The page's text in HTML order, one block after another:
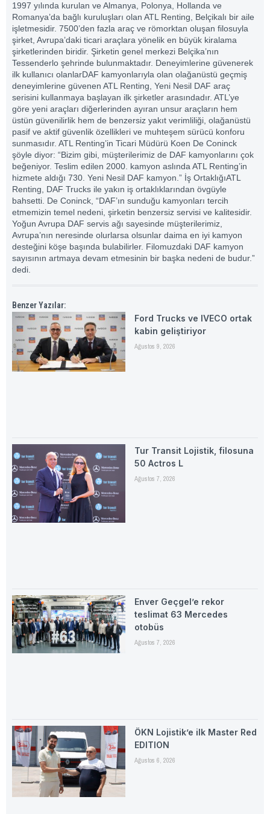
1997 yılında kurulan ve Almanya, Polonya, Hollanda ve
Romanya’da bağlı kuruluşları olan ATL Renting, Belçikalı bir aile
işletmesidir. 7500’den fazla araç ve römorktan oluşan filosuyla
şirket, Avrupa’daki ticari araçlara yönelik en büyük kiralama
şirketlerinden biridir. Şirketin genel merkezi Belçika’nın
Tessenderlo şehrinde bulunmaktadır. Deneyimlerine güvenerek
ilk kullanıcı olanlarDAF kamyonlarıyla olan olağanüstü geçmiş
deneyimlerine güvenen ATL Renting, Yeni Nesil DAF araç
serisini kullanmaya başlayan ilk şirketler arasındadır. ATL’ye
göre yeni araçları diğerlerinden ayıran unsur araçların hem
üstün güvenilirlik hem de benzersiz yakıt verimliliği, olağanüstü
pasif ve aktif güvenlik özellikleri ve muhteşem sürücü konforu
sunmasıdır. ATL Renting’in Ticari Müdürü Koen De Coninck
şöyle diyor: “Bizim gibi, müşterilerimiz de DAF kamyonlarını çok
beğeniyor. Teslim edilen 2000. kamyon aslında ATL Renting’in
hizmete aldığı 730. Yeni Nesil DAF kamyon.” İş OrtaklığıATL
Renting, DAF Trucks ile yakın iş ortaklıklarından övgüyle
bahsetti. De Coninck, “DAF’ın sunduğu kamyonları tercih
etmemizin temel nedeni, şirketin benzersiz servisi ve kalitesidir.
Yoğun Avrupa DAF servis ağı sayesinde müşterilerimiz,
Avrupa’nın neresinde olurlarsa olsunlar daima en iyi kamyon
desteğini köşe başında bulabilirler. Filomuzdaki DAF kamyon
sayısının artmaya devam etmesinin bir başka nedeni de budur.”
dedi.
Benzer Yazılar:
Ford Trucks ve IVECO ortak
kabin geliştiriyor
Ağustos 9, 2026
Tur Transit Lojistik, filosuna
50 Actros L
Ağustos 7, 2026
Enver Geçgel’e rekor
teslimat 63 Mercedes
otobüs
Ağustos 7, 2026
ÖKN Lojistik’e ilk Master Red
EDITION
Ağustos 6, 2026